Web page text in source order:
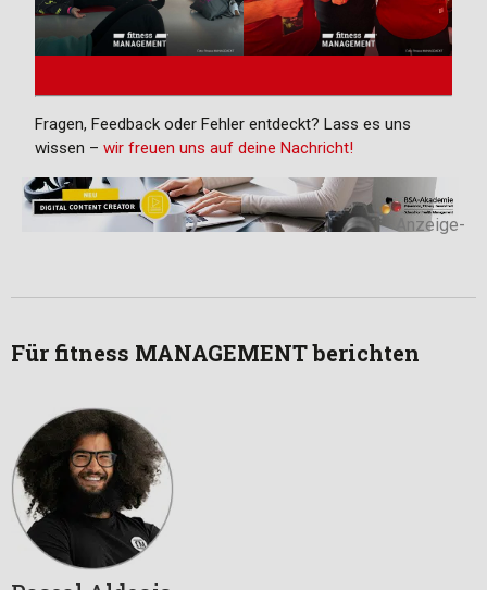
Fragen, Feedback oder Fehler entdeckt? Lass es uns
wissen –wir freuen uns auf deine Nachricht!
-Anzeige-
Für fitness MANAGEMENT berichten